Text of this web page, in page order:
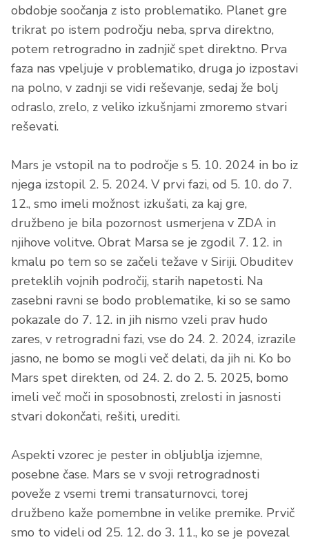
obdobje soočanja z isto problematiko. Planet gre
trikrat po istem področju neba, sprva direktno,
potem retrogradno in zadnjič spet direktno. Prva
faza nas vpeljuje v problematiko, druga jo izpostavi
na polno, v zadnji se vidi reševanje, sedaj že bolj
odraslo, zrelo, z veliko izkušnjami zmoremo stvari
reševati.
Mars je vstopil na to področje s 5. 10. 2024 in bo iz
njega izstopil 2. 5. 2024. V prvi fazi, od 5. 10. do 7.
12., smo imeli možnost izkušati, za kaj gre,
družbeno je bila pozornost usmerjena v ZDA in
njihove volitve. Obrat Marsa se je zgodil 7. 12. in
kmalu po tem so se začeli težave v Siriji. Obuditev
preteklih vojnih področij, starih napetosti. Na
zasebni ravni se bodo problematike, ki so se samo
pokazale do 7. 12. in jih nismo vzeli prav hudo
zares, v retrogradni fazi, vse do 24. 2. 2024, izrazile
jasno, ne bomo se mogli več delati, da jih ni. Ko bo
Mars spet direkten, od 24. 2. do 2. 5. 2025, bomo
imeli več moči in sposobnosti, zrelosti in jasnosti
stvari dokončati, rešiti, urediti.
Aspekti vzorec je pester in obljublja izjemne,
posebne čase. Mars se v svoji retrogradnosti
poveže z vsemi tremi transaturnovci, torej
družbeno kaže pomembne in velike premike. Prvič
smo to videli od 25. 12. do 3. 11., ko se je povezal